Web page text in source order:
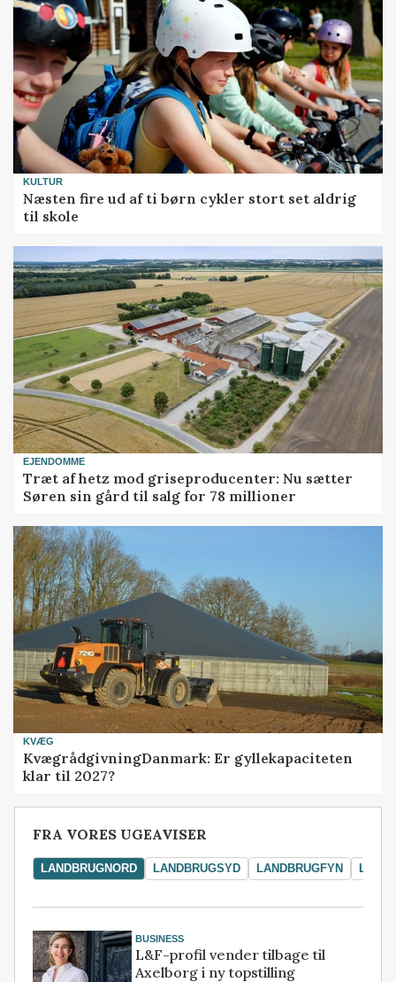
KULTUR
Næsten fire ud af ti børn cykler stort set aldrig
til skole
EJENDOMME
Træt af hetz mod griseproducenter: Nu sætter
Søren sin gård til salg for 78 millioner
KVÆG
KvægrådgivningDanmark: Er gyllekapaciteten
klar til 2027?
FRA VORES UGEAVISER
LANDBRUGNORD LANDBRUGSYD LANDBRUGFYN
BUSINESS
L&F-profil vender tilbage til
Axelborg i ny topstilling